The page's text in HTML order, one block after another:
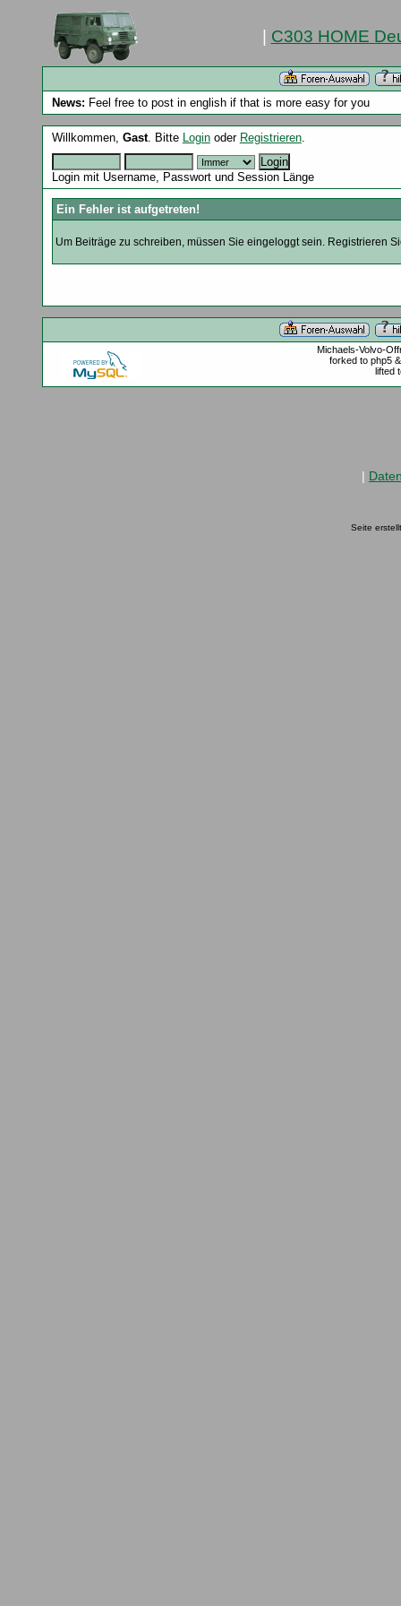
C303 HOME
News: Feel free to post in english if that is more easy for you
Willkommen, Gast. Bitte Loginoder Registrieren.
Login mit Username, Passwort und Session Länge
Ein Fehler ist aufgetreten!
Um Beiträge zu schreiben, müssen Sie eingeloggt sein. Registrieren
Michaels-Volvo-
forked to php5
lifted
|
Seite